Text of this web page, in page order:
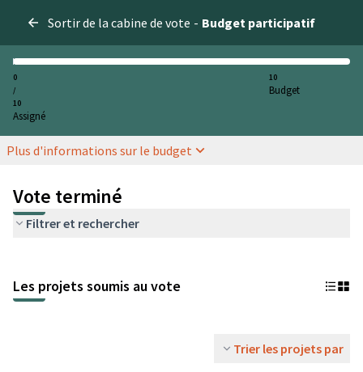
Sortir de la cabine de vote - Budget participatif
0
/
10
Assigné
10
Budget
Plus d'informations sur le budget
Vote terminé
Filtrer et rechercher
Les projets soumis au vote
Trier les projets par